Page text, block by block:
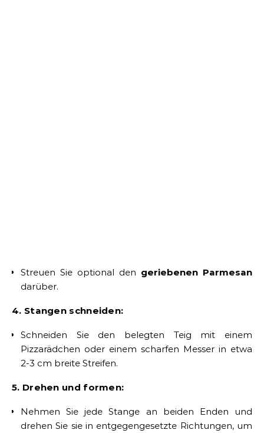
Streuen Sie optional den geriebenen Parmesan
darüber.
4. Stangen schneiden:
Schneiden Sie den belegten Teig mit einem
Pizzarädchen oder einem scharfen Messer in etwa
2-3 cm breite Streifen.
5. Drehen und formen:
Nehmen Sie jede Stange an beiden Enden und
drehen Sie sie in entgegengesetzte Richtungen, um